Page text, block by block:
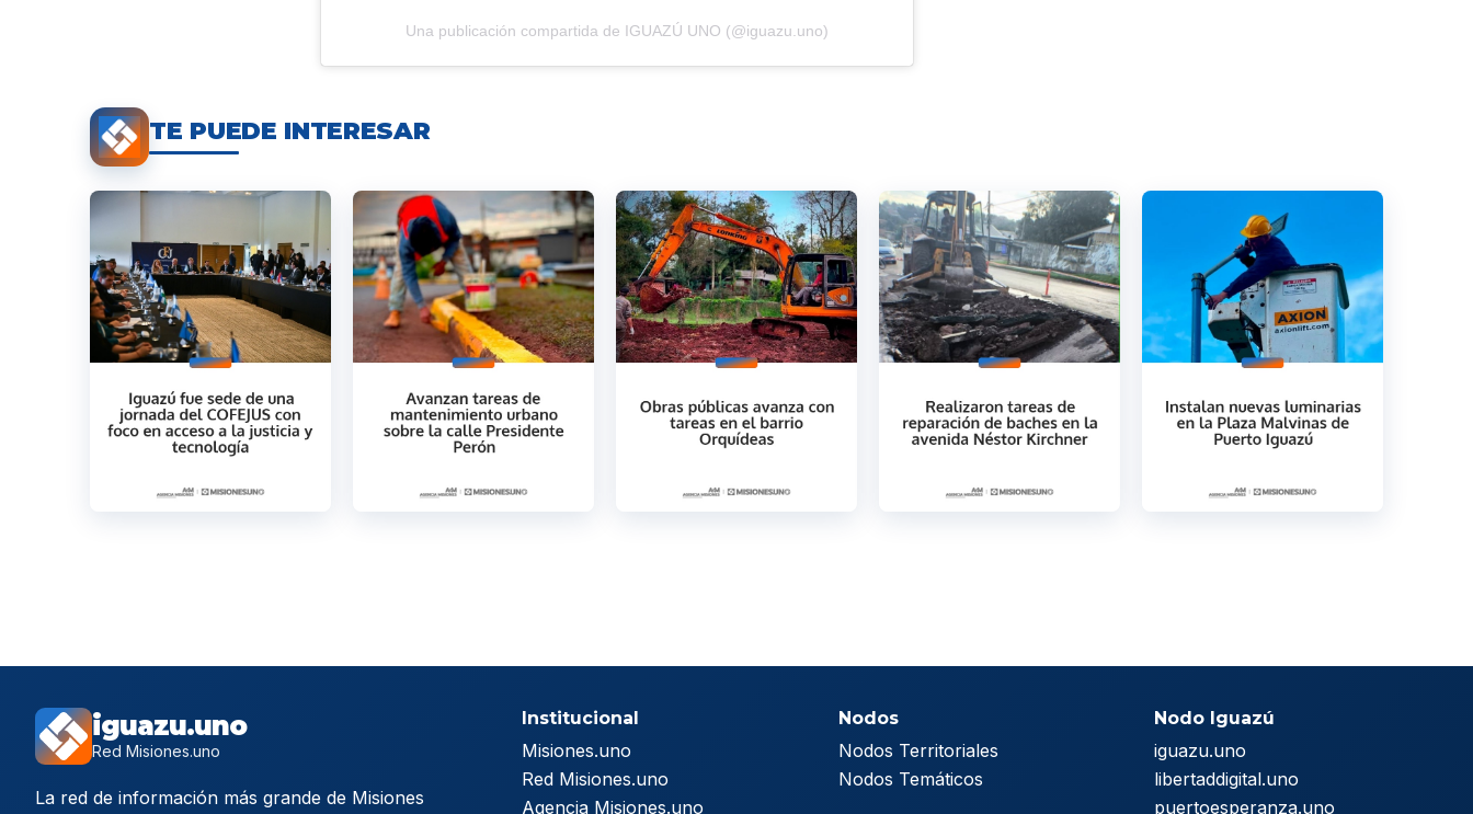
Una publicación compartida de IGUAZÚ UNO (@iguazu.uno)
TE PUEDE INTERESAR
iguazu.uno
Red Misiones.uno
La red de información más grande de Misiones
Institucional
Misiones.uno
Red Misiones.uno
Agencia Misiones.uno
Nodos
Nodos Territoriales
Nodos Temáticos
Nodo Iguazú
iguazu.uno
libertaddigital.uno
puertoesperanza.uno